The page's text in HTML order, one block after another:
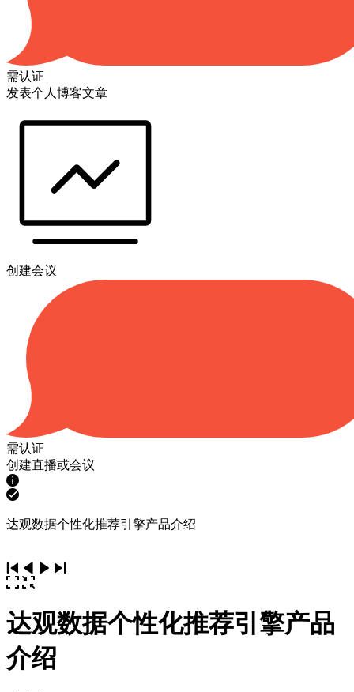
需认证
发表个人博客文章
创建会议
需认证
创建直播或会议
达观数据个性化推荐引擎产品介绍
达观数据个性化推荐引擎产品
介绍